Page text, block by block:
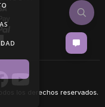
los derechos reservados.